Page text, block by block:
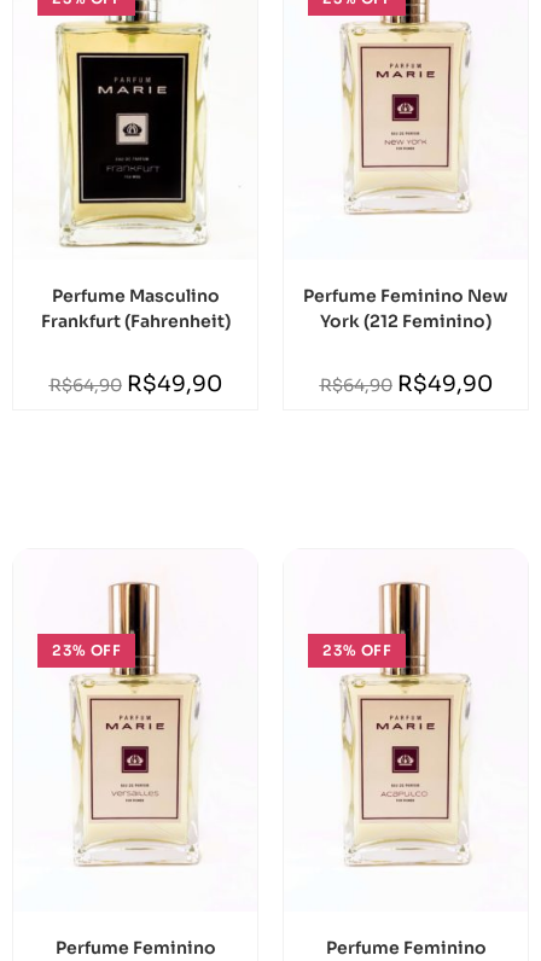
Perfume Masculino
Frankfurt (Fahrenheit)
R$64,90 R$49,90
Perfume Feminino New
York (212 Feminino)
R$64,90 R$49,90
23% OFF
Perfume Feminino
23% OFF
Perfume Feminino